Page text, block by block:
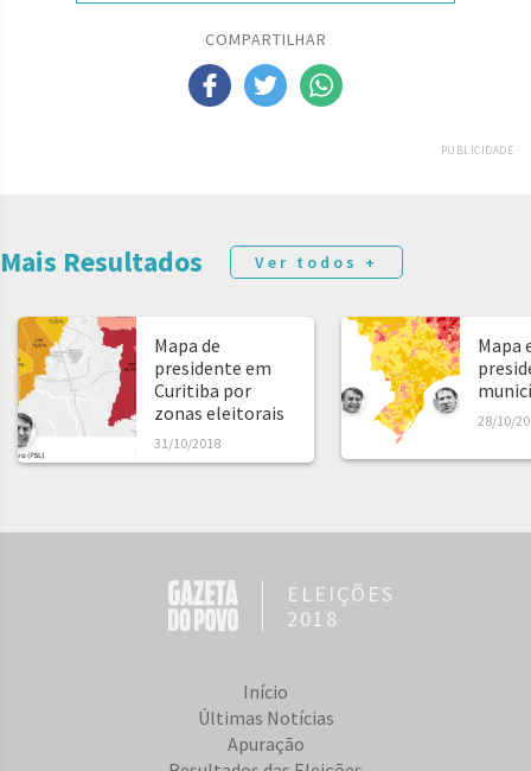
COMPARTILHAR
PUBLICIDADE
Mais Resultados Ver todos +
Mapa de
presidente em
Curitiba por
zonas eleitorais
31/10/2018
Mapa
28/10/
ELEIÇÕES
2018
Início
Últimas Notícias
Apuração